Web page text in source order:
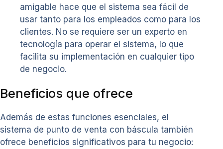
amigable hace que el sistema sea fácil de
usar tanto para los empleados como para los
clientes. No se requiere ser un experto en
tecnología para operar el sistema, lo que
facilita su implementación en cualquier tipo
de negocio.
Beneficios que ofrece
Además de estas funciones esenciales, el
sistema de punto de venta con báscula también
ofrece beneficios significativos para tu negocio: